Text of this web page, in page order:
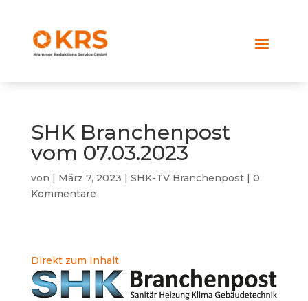
SHK Branchenpost
vom 07.03.2023
von | März 7, 2023 | SHK-TV Branchenpost| 0
Kommentare
Direkt zum Inhalt